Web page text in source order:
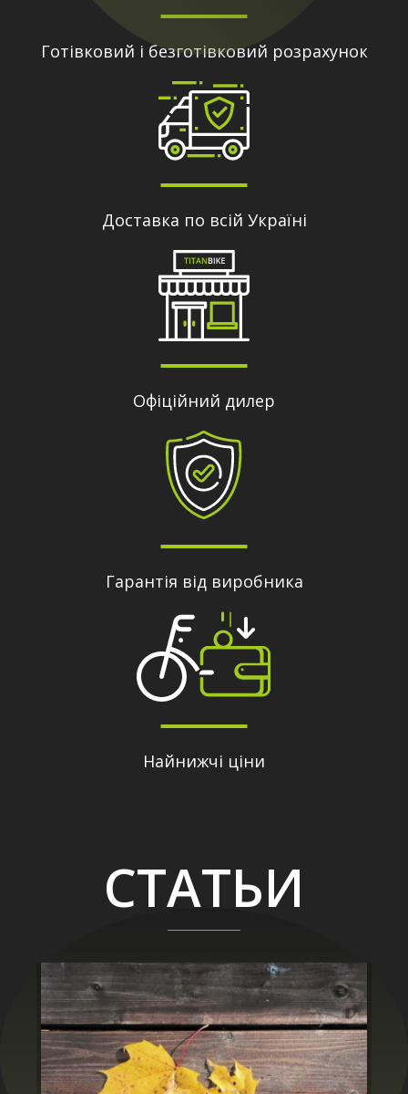
Готівковий і безготівковий розрахунок
Доставка по всій Україні
Офіційний дилер
Гарантія від виробника
Найнижчі ціни
СТАТЬИ